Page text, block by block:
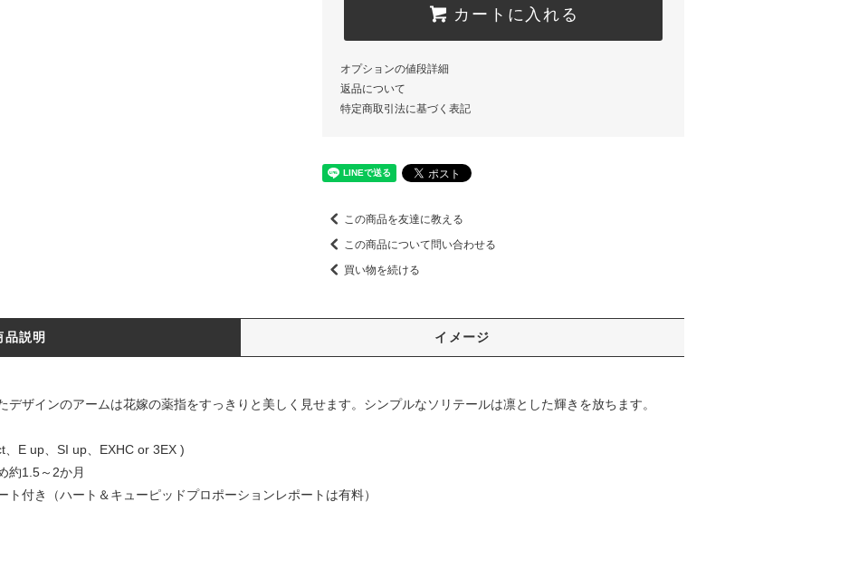
カートに入れる
オプションの値段詳細
返品について
特定商取引法に基づく表記
この商品を友達に教える
この商品について問い合わせる
買い物を続ける
品説明 イメージ
デザインのアームは花嫁の薬指をすっきりと美しく見せます。シンプルなソリテールは凛とした輝きを放ちます。
E up、SI up、EXHC or 3EX )
約1.5～2か月
ト付き（ハート＆キューピッドプロポーションレポートは有料）